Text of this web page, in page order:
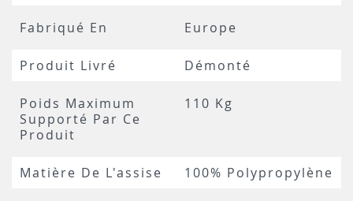
Fabriqué En Europe
Produit Livré Démonté
Poids Maximum
Supporté Par Ce
Produit
110 Kg
Matière De L'assise 100% Polypropylène